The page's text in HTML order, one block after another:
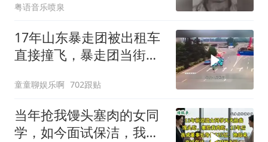
粤语音乐喷泉
17年山东暴走团被出租车
直接撞飞，暴走团当街拦
童童聊娱乐啊 702跟贴
当年抢我馒头塞肉的女同
学，如今面试保洁，我亲